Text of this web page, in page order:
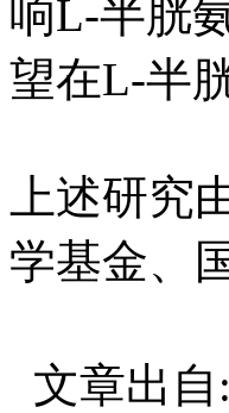
响L-半胱
望在L-半
上述研究
学基金、
文章出自: